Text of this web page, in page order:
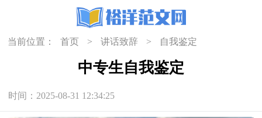
当前位置： 首页 > 讲话致辞 > 自我鉴定
中专生自我鉴定
时间：2025-08-31 12:34:25